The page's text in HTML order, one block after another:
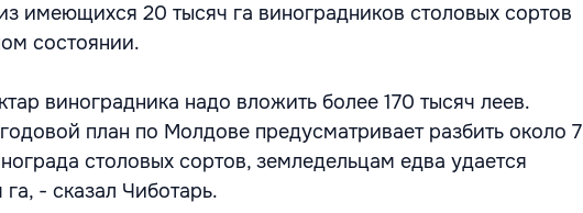
имеющихся 20 тысяч га виноградников столовых сортов
состоянии.
виноградника надо вложить более 170 тысяч леев.
план по Молдове предусматривает разбить около 7
столовых сортов, земледельцам едва удается
- сказал Чиботарь.